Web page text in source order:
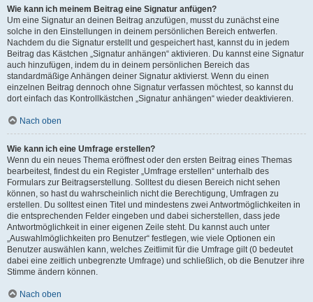
Wie kann ich meinem Beitrag eine Signatur anfügen?
Um eine Signatur an deinen Beitrag anzufügen, musst du zunächst eine
solche in den Einstellungen in deinem persönlichen Bereich entwerfen.
Nachdem du die Signatur erstellt und gespeichert hast, kannst du in jedem
Beitrag das Kästchen „Signatur anhängen“ aktivieren. Du kannst eine Signatur
auch hinzufügen, indem du in deinem persönlichen Bereich das
standardmäßige Anhängen deiner Signatur aktivierst. Wenn du einen
einzelnen Beitrag dennoch ohne Signatur verfassen möchtest, so kannst du
dort einfach das Kontrollkästchen „Signatur anhängen“ wieder deaktivieren.
Nach oben
Wie kann ich eine Umfrage erstellen?
Wenn du ein neues Thema eröffnest oder den ersten Beitrag eines Themas
bearbeitest, findest du ein Register „Umfrage erstellen“ unterhalb des
Formulars zur Beitragserstellung. Solltest du diesen Bereich nicht sehen
können, so hast du wahrscheinlich nicht die Berechtigung, Umfragen zu
erstellen. Du solltest einen Titel und mindestens zwei Antwortmöglichkeiten in
die entsprechenden Felder eingeben und dabei sicherstellen, dass jede
Antwortmöglichkeit in einer eigenen Zeile steht. Du kannst auch unter
„Auswahlmöglichkeiten pro Benutzer“ festlegen, wie viele Optionen ein
Benutzer auswählen kann, welches Zeitlimit für die Umfrage gilt (0 bedeutet
dabei eine zeitlich unbegrenzte Umfrage) und schließlich, ob die Benutzer ihre
Stimme ändern können.
Nach oben